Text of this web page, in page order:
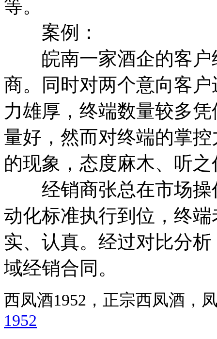
等。
案例：
皖南一家酒企的客户
商。同时对两个意向客
力雄厚，终端数量较多
量好，然而对终端的掌
的现象，态度麻木、听之
经销商张总在市场操
动化标准执行到位，终
实、认真。经过对比分
域经销合同。
西凤酒1952，正宗西凤酒
1952